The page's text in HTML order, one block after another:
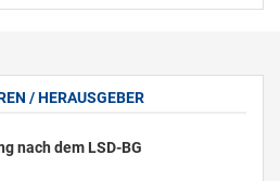
/ HERAUSGEBER
nach dem LSD-BG